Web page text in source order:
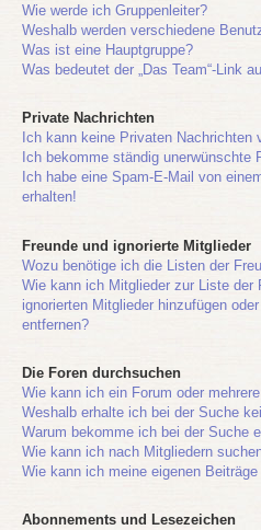
Wie werde ich Gruppenleiter?
Weshalb werden verschiedene
Was ist eine Hauptgruppe?
Was bedeutet der „Das Team“-Link
Private Nachrichten
Ich kann keine Privaten Nachrichten
Ich bekomme ständig unerwünschte
Ich habe eine Spam-E-Mail von
erhalten!
Freunde und ignorierte Mitglieder
Wozu benötige ich die Listen der
Wie kann ich Mitglieder zur Liste der
ignorierten Mitglieder hinzufügen
entfernen?
Die Foren durchsuchen
Wie kann ich ein Forum oder
Weshalb erhalte ich bei der Suche
Warum bekomme ich bei der Suche
Wie kann ich nach Mitgliedern
Wie kann ich meine eigenen
Abonnements und Lesezeichen